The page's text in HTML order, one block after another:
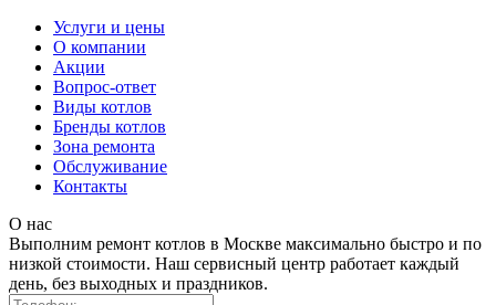
Услуги и цены
О компании
Акции
Вопрос-ответ
Виды котлов
Бренды котлов
Зона ремонта
Обслуживание
Контакты
О нас
Выполним ремонт котлов в Москве максимально быстро и по
низкой стоимости. Наш сервисный центр работает каждый
день, без выходных и праздников.